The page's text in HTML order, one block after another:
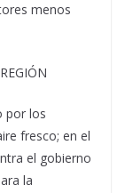
menos
por los
fresco; en el
el gobierno
la